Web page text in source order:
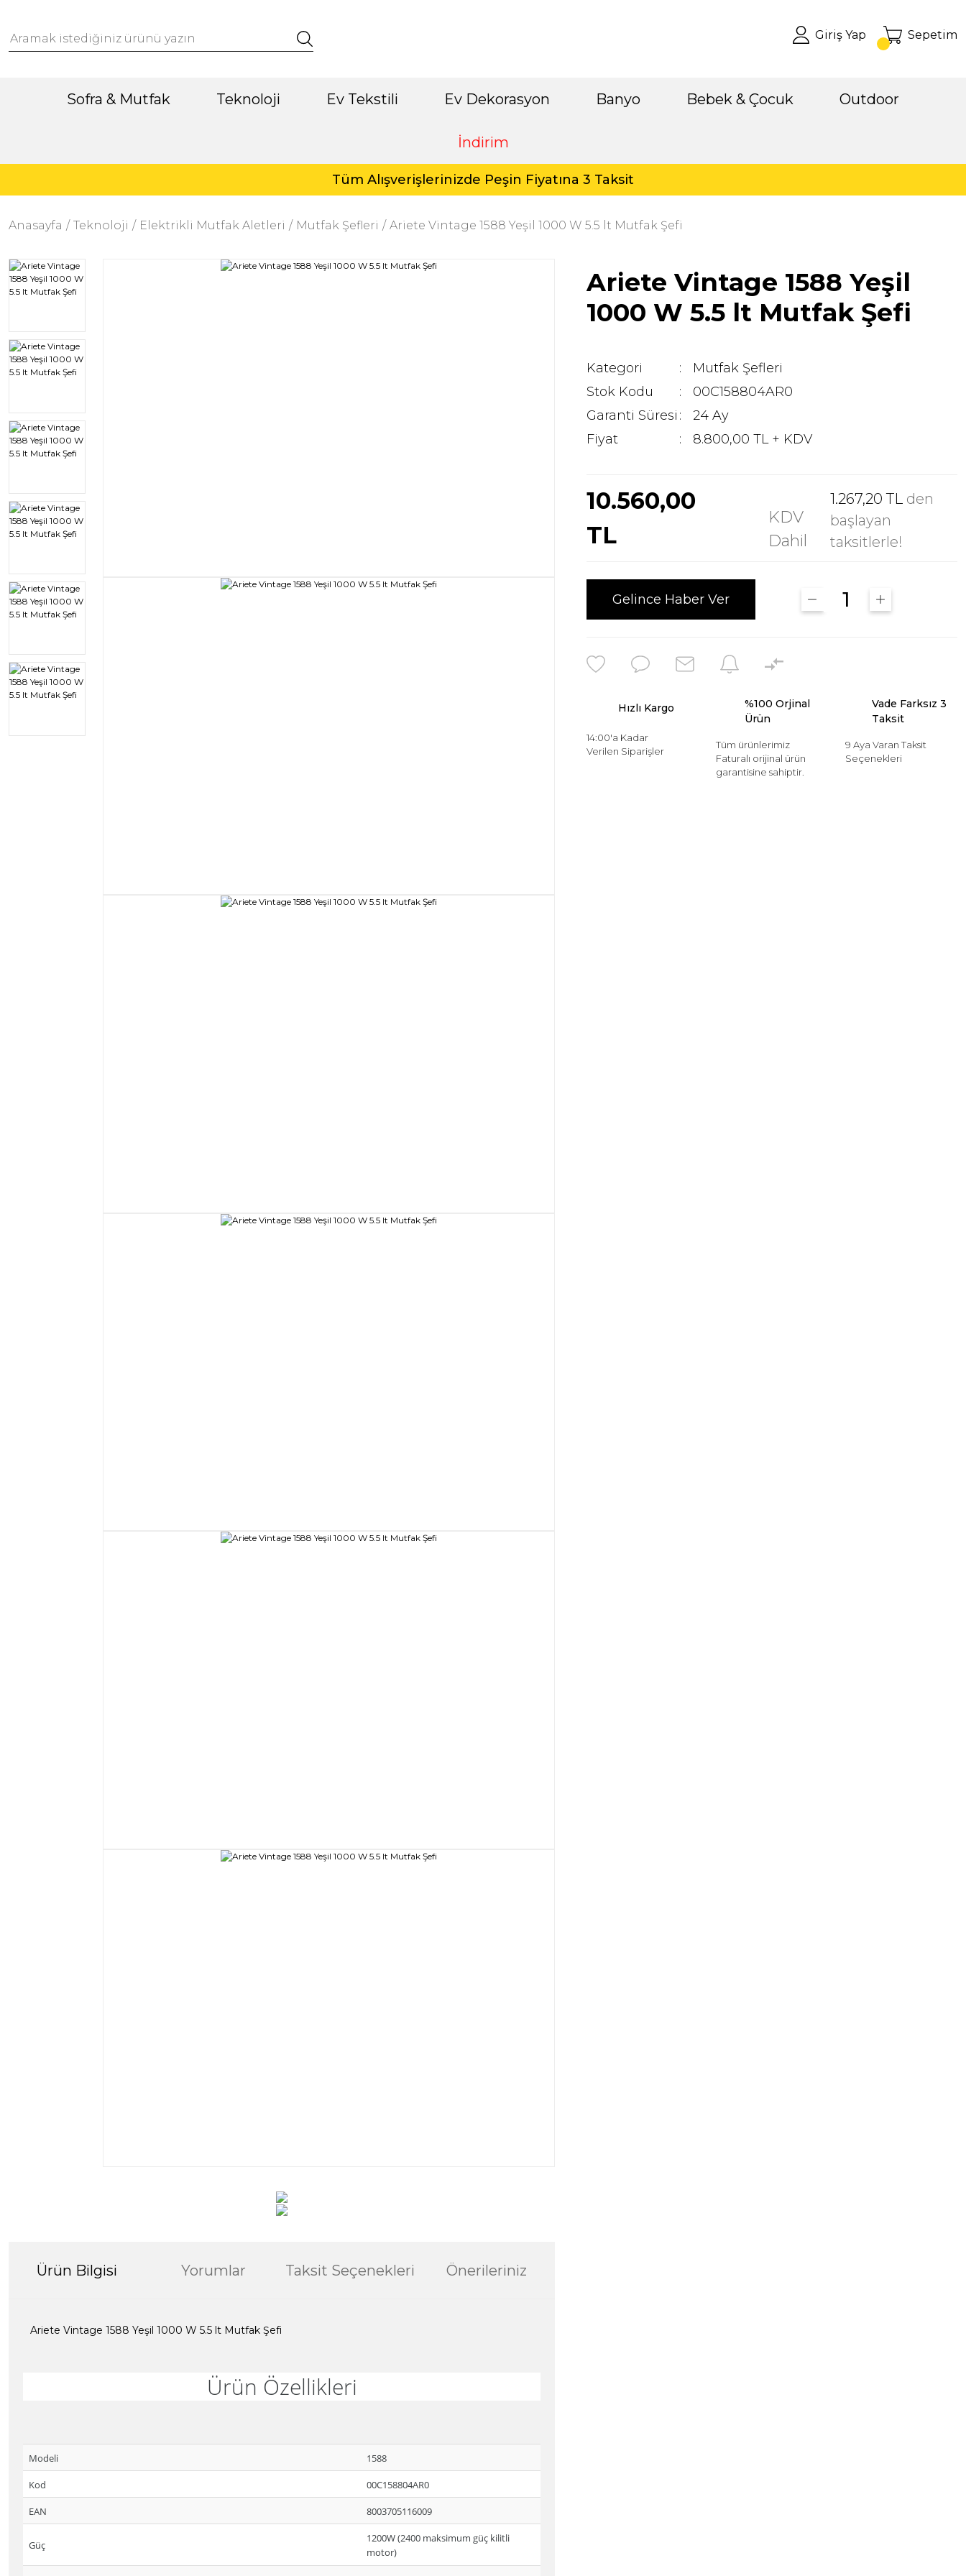
Giriş Yap Sepetim
Sofra & Mutfak Teknoloji Ev Tekstili Ev Dekorasyon Banyo Bebek & Çocuk Outdoor
İndirim
Tüm Alışverişlerinizde Peşin Fiyatına 3 Taksit
Anasayfa Teknoloji Elektrikli Mutfak Aletleri Mutfak Şefleri Ariete Vintage 1588 Yeşil 1000 W 5.5 lt Mutfak Şefi
Ürün Bilgisi Yorumlar Taksit Seçenekleri Önerileriniz
Ariete Vintage 1588 Yeşil 1000 W 5.5 lt Mutfak Şefi
Ürün Özellikleri
Modeli 1588
Kod 00C158804AR0
EAN 8003705116009
Güç
1200W (2400 maksimum güç kilitli
motor)
Ariete Vintage 1588 Yeşil
1000 W 5.5 lt Mutfak Şefi
Kategori
Mutfak Şefleri
Stok Kodu
00C158804AR0
Garanti Süresi
24 Ay
Fiyat
8.800,00 TL + KDV
10.560,00
TL
KDV
Dahil
1.267,20 TLden
başlayan
taksitlerle!
Gelince Haber Ver
Hızlı Kargo
14:00'a Kadar
Verilen Siparişler
%100 Orjinal
Ürün
Tüm ürünlerimiz
Faturalı orijinal ürün
garantisine sahiptir.
Vade Farksız 3
Taksit
9 Aya Varan Taksit
Seçenekleri